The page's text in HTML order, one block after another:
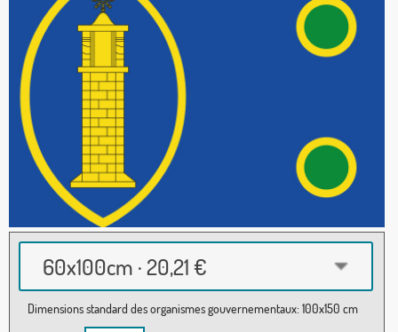
60x100cm · 20,21 €
Dimensions standard des organismes gouvernementaux: 100x150 cm